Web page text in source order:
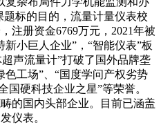
题标的目的，流量计量仪表校
注册资金6769万元，2021年被
小巨人企业”，“智能仪表”板
声流量计”打破了国外品牌垄
色工场”、“国度学问产权劣势
国硬科技企业之星”等荣誉。
的国内头部企业。目前已涵盖
仪表。